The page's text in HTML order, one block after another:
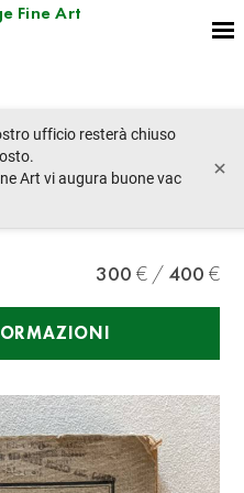
Fine Art
ufficio resterà chiuso
Art vi augura buone vac
×
lotto prossimo
300 400